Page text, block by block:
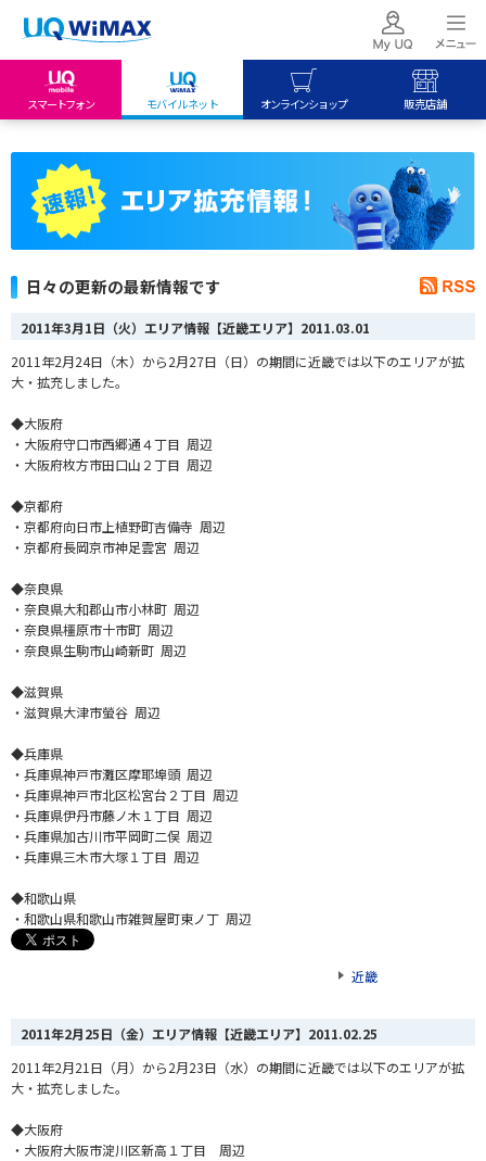
スマートフォン モバイルネット オンラインショップ 販売店舗
My UQ mobile
UQ mobile
UQ WiMAX
UQ WiMAX
日々の更新の最新情報です
2011年3月1日（火）エリア情報【近畿エリア】 2011.03.01
2011年2月24日（木）から2月27日（日）の期間に近畿では以下のエリアが拡
大・拡充しました。
◆大阪府
・大阪府守口市西郷通４丁目 周辺
・大阪府枚方市田口山２丁目 周辺
◆京都府
・京都府向日市上植野町吉備寺 周辺
・京都府長岡京市神足雲宮 周辺
◆奈良県
・奈良県大和郡山市小林町 周辺
・奈良県橿原市十市町 周辺
・奈良県生駒市山崎新町 周辺
◆滋賀県
・滋賀県大津市螢谷 周辺
◆兵庫県
・兵庫県神戸市灘区摩耶埠頭 周辺
・兵庫県神戸市北区松宮台２丁目 周辺
・兵庫県伊丹市藤ノ木１丁目 周辺
・兵庫県加古川市平岡町二俣 周辺
・兵庫県三木市大塚１丁目 周辺
◆和歌山県
・和歌山県和歌山市雑賀屋町東ノ丁 周辺
近畿
2011年2月25日（金）エリア情報【近畿エリア】 2011.02.25
2011年2月21日（月）から2月23日（水）の期間に近畿では以下のエリアが拡
大・拡充しました。
◆大阪府
・大阪府大阪市淀川区新高１丁目 周辺